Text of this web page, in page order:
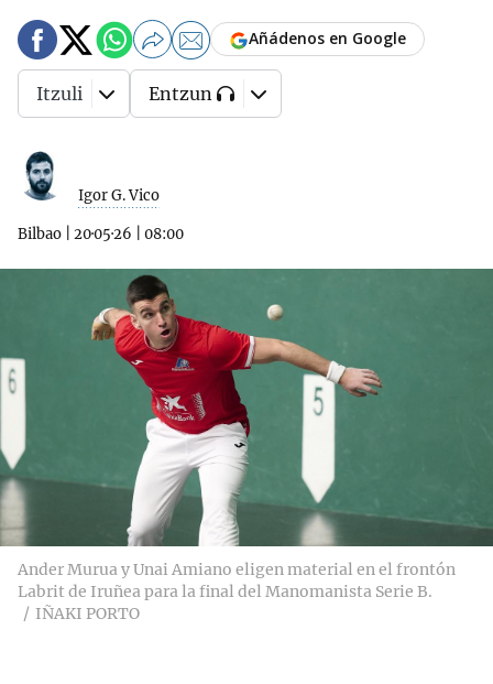
Igor G. Vico
Bilbao 20·05·26 08:00
Añádenos en Google
Itzuli Entzun
Ander Murua y Unai Amiano eligen material en el frontón
Labrit de Iruñea para la final del Manomanista Serie B.
IÑAKI PORTO